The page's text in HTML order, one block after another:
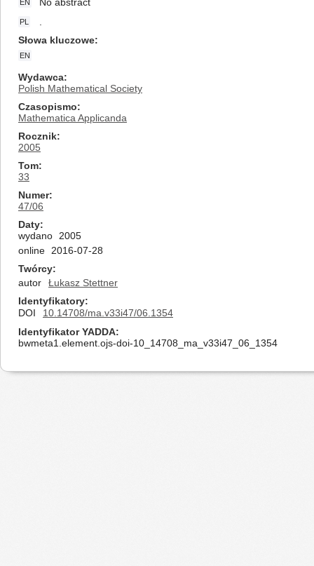
EN
PL
Słowa kluczowe
EN
Wydawca
Polish Mathematical Society
Czasopismo
Mathematica Applicanda
Rocznik
2005
Tom
33
Numer
47/06
Daty
wydano
2005
online
2016-07-28
Twórcy
autor
Łukasz Stettner
Identyfikatory
DOI
10.14708/ma.v33i47/06.1354
Identyfikator YADDA
bwmeta1.element.ojs-doi-10_14708_ma_v33i47_06_1354